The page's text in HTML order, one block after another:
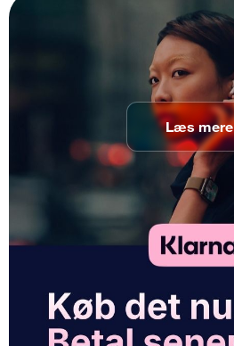
Læs mere